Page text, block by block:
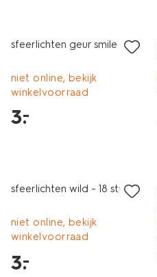
sfeerlichten geur smile
niet online, bekijk
winkelvoorraad
3.
–
sfeerlichten wild - 18 stuks
niet online, bekijk
winkelvoorraad
3.
–